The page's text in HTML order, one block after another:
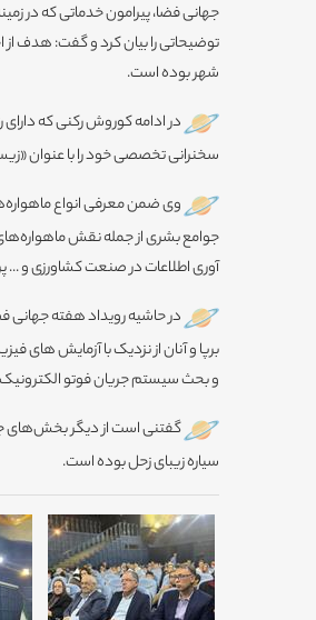
جهانی فضا، پیرامون خدماتی که در
توضیحاتی را بیان کرد و گفت: هدف از
شهر بوده است.
در ادامه کوروش رکنی که
سخنرانی تخصصی خود را با عنوان
وی ضمن معرفی انواع
جوامع بشری از جمله نقش
آوری اطلاعات در صنعت کشاورزی و ...
در حاشیه رویداد هفته جهانی
برپا و آنان از نزدیک با آزمایش های
و بحث سیستم جریان فوتو
گفتنی است از دیگر بخش‌های
سیاره زیبای زحل بوده است.